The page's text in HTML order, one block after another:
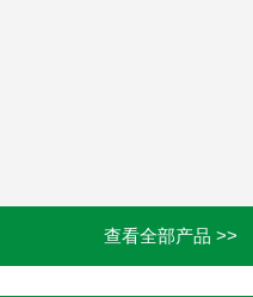
查看全部产品 >>